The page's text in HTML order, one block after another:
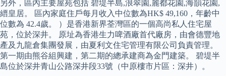
另外，區內主要屋苑包括 碧堤半島,浪翠園,麗都花園,海韻花園,
縉皇居。 區內家庭住戶每月收入中位數為HK$ 49,160，年齡中
位數為 42.4歲。 ）是香港新界荃灣區的一個高尚私人住宅屋
苑，位於深井。 原址為香港生力啤酒廠首代廠房，由會德豐地
產及九龍倉集團發展，由夏利文住宅管理有限公司負責管理。
第一期由熊谷組興建，第二期的總承建商為金門建築。 碧堤半
島位於深井青山公路深井段33號（中原樓市片區：深井）。